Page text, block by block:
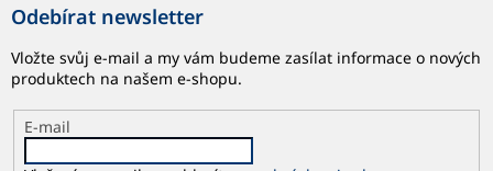
Odebírat newsletter
Vložte svůj e-mail a my vám budeme zasílat informace o nových
produktech na našem e-shopu.
E-mail